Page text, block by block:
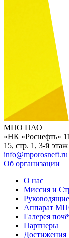
МПО ПАО
«НК «Роснефть»
15, стр. 1, 3-й
info@mporosneft.ru
Об организации
О нас
Миссия и
Аппарат
Галерея
Партнеры
Достижения